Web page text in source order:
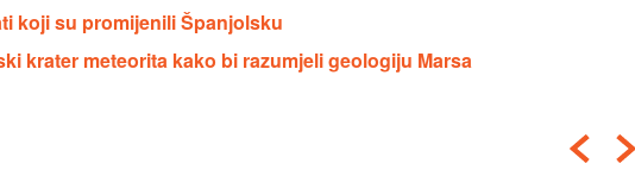
koji su promijenili Španjolsku
krater meteorita kako bi razumjeli geologiju Marsa